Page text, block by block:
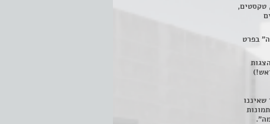
טקסטים,
בפרט
חדר הצפייה מרווח ובו ניתן לצפות ב- 400 הצגות